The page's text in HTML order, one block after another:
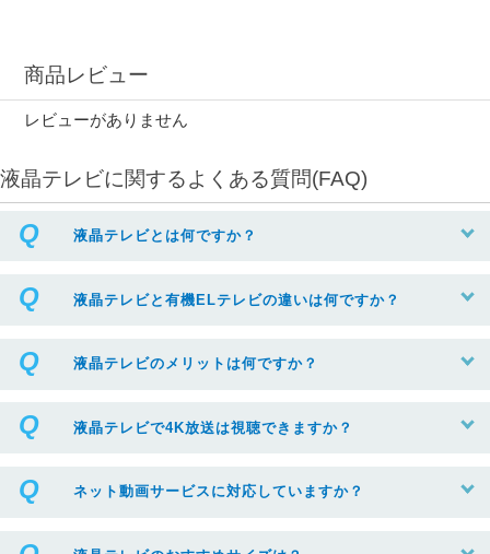
商品レビュー
レビューがありません
液晶テレビに関するよくある質問(FAQ)
液晶テレビとは何ですか？
液晶テレビと有機ELテレビの違いは何ですか？
液晶テレビのメリットは何ですか？
液晶テレビで4K放送は視聴できますか？
ネット動画サービスに対応していますか？